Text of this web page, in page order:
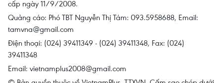
cấp ngày 11/9/2008.
Quảng cáo: Phó TBT Nguyễn Thị Tám: 093.5958688, Email:
tamvna@gmail.com
Điện thoại: (024) 39411349 - (024) 39411348, Fax: (024)
39411348
Email: vietnamplus2008@gmail.com